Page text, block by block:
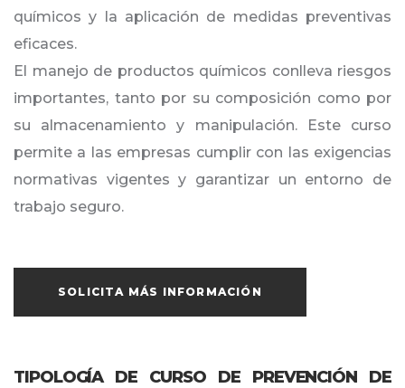
químicos y la aplicación de medidas preventivas
eficaces.
El manejo de productos químicos conlleva riesgos
importantes, tanto por su composición como por
su almacenamiento y manipulación. Este curso
permite a las empresas cumplir con las exigencias
normativas vigentes y garantizar un entorno de
trabajo seguro​.
SOLICITA MÁS INFORMACIÓN
TIPOLOGÍA DE CURSO DE PREVENCIÓN DE